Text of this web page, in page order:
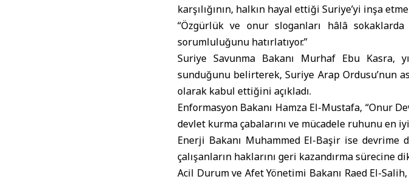
karşılığının, halkın hayal ettiği Suriye’yi inşa
“Özgürlük ve onur sloganları hâlâ
sorumluluğunu hatırlatıyor.”
Suriye Savunma Bakanı Murhaf Ebu Kasra,
sunduğunu belirterek, Suriye Arap Ordusu’nun
olarak kabul ettiğini açıkladı.
Enformasyon Bakanı Hamza El-Mustafa, “Onur
devlet kurma çabalarını ve mücadele ruhunu en
Enerji Bakanı Muhammed El-Başir ise devrime
çalışanların haklarını geri kazandırma sürecine
Acil Durum ve Afet Yönetimi Bakanı Raed El-